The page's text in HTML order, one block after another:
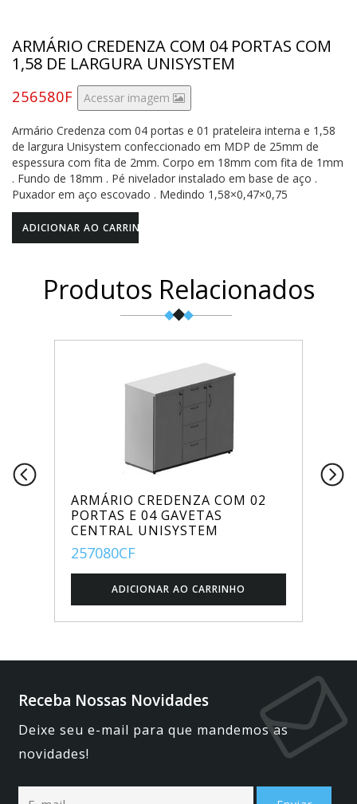
ARMÁRIO CREDENZA COM 04 PORTAS COM
1,58 DE LARGURA UNISYSTEM
256580F Acessar imagem
Armário Credenza com 04 portas e 01 prateleira interna e 1,58
de largura Unisystem confeccionado em MDP de 25mm de
espessura com fita de 2mm. Corpo em 18mm com fita de 1mm
. Fundo de 18mm . Pé nivelador instalado em base de aço .
Puxador em aço escovado . Medindo 1,58×0,47×0,75
Produtos Relacionados
ARMÁRIO CREDENZA COM 02
PORTAS E 04 GAVETAS
CENTRAL UNISYSTEM
257080CF
Receba Nossas Novidades
Deixe seu e-mail para que mandemos as
novidades!